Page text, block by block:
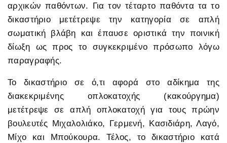
αρχικών παθόντων. Για τον τέταρτο παθόντα τα το
δικαστήριο μετέτρεψε την κατηγορία σε απλή
σωματική βλάβη και έπαυσε οριστικά την ποινική
δίωξη ως προς το συγκεκριμένο πρόσωπο λόγω
παραγραφής.
Το δικαστήριο σε ό,τι αφορά στο αδίκημα της
διακεκριμένης οπλοκατοχής (κακούργημα)
μετέτρεψε σε απλή οπλοκατοχή για τους πρώην
βουλευτές Μιχαλολιάκο, Γερμενή, Κασιδιάρη, Λαγό,
Μίχο και Μπούκουρα. Τέλος, το δικαστήριο κατά